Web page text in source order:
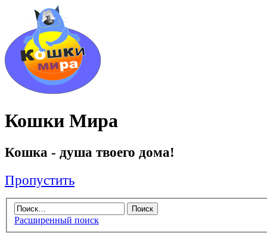
Кошки Мира
Кошка - душа твоего дома!
Пропустить
Расширенный поиск